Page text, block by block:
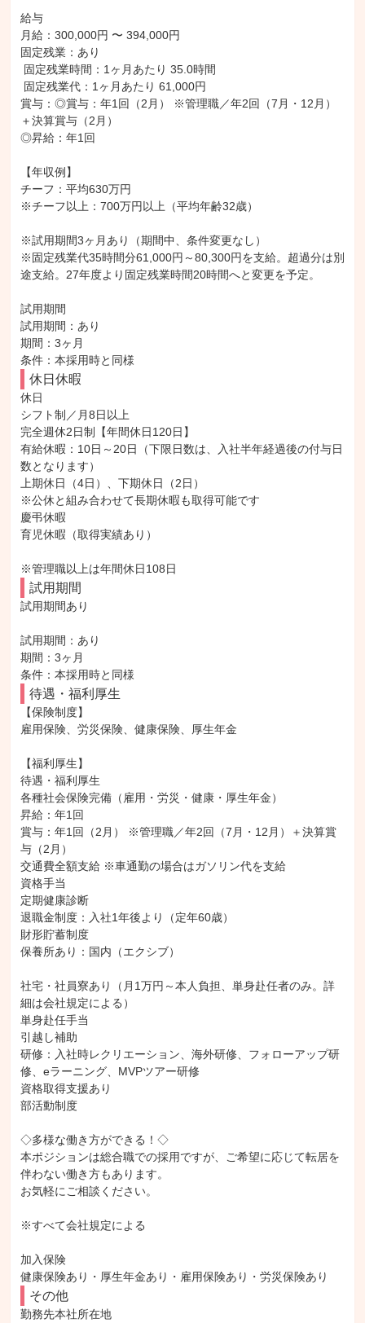
給与
月給：300,000円 〜 394,000円
固定残業：あり
賞与：◎賞与：年1回（2月） ※管理職／年2回（7月・12月）
＋決算賞与（2月）
◎昇給：年1回
【年収例】
チーフ：平均630万円
※チーフ以上：700万円以上（平均年齢32歳）
※試用期間3ヶ月あり（期間中、条件変更なし）
※固定残業代35時間分61,000円～80,300円を支給。超過分は別
途支給。27年度より固定残業時間20時間へと変更を予定。
試用期間
試用期間：あり
期間：3ヶ月
条件：本採用時と同様
休日休暇
休日
シフト制／月8日以上
完全週休2日制【年間休日120日】
有給休暇：10日～20日（下限日数は、入社半年経過後の付与日
数となります）
上期休日（4日）、下期休日（2日）
※公休と組み合わせて長期休暇も取得可能です
慶弔休暇
育児休暇（取得実績あり）
※管理職以上は年間休日108日
試用期間
試用期間あり
試用期間：あり
期間：3ヶ月
条件：本採用時と同様
待遇・福利厚生
【保険制度】
雇用保険、労災保険、健康保険、厚生年金
【福利厚生】
待遇・福利厚生
各種社会保険完備（雇用・労災・健康・厚生年金）
昇給：年1回
賞与：年1回（2月） ※管理職／年2回（7月・12月）＋決算賞
与（2月）
交通費全額支給 ※車通勤の場合はガソリン代を支給
資格手当
定期健康診断
退職金制度：入社1年後より（定年60歳）
財形貯蓄制度
保養所あり：国内（エクシブ）
社宅・社員寮あり（月1万円～本人負担、単身赴任者のみ。詳
細は会社規定による）
単身赴任手当
引越し補助
研修：入社時レクリエーション、海外研修、フォローアップ研
修、eラーニング、MVPツアー研修
資格取得支援あり
部活動制度
◇多様な働き方ができる！◇
本ポジションは総合職での採用ですが、ご希望に応じて転居を
伴わない働き方もあります。
お気軽にご相談ください。
※すべて会社規定による
加入保険
健康保険あり・厚生年金あり・雇用保険あり・労災保険あり
その他
勤務先本社所在地